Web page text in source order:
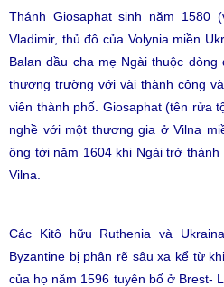
Thánh Giosaphat sinh năm
Vladimir, thủ đô của Volynia miền
Balan dầu cha mẹ Ngài thuộc
thương trường với vài thành công
viên thành phố. Giosaphat (tên rửa
nghề với một thương gia ở Vilna
ông tới năm 1604 khi Ngài trở
Vilna.
Các Kitô hữu Ruthenia và
Byzantine bị phân rẽ sâu xa kể từ
của họ năm 1596 tuyên bố ở Brest-